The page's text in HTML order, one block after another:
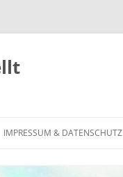
IMPRESSUM & DATENSCHUTZ